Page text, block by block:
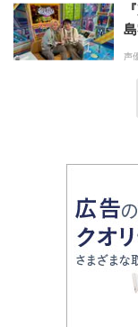
声